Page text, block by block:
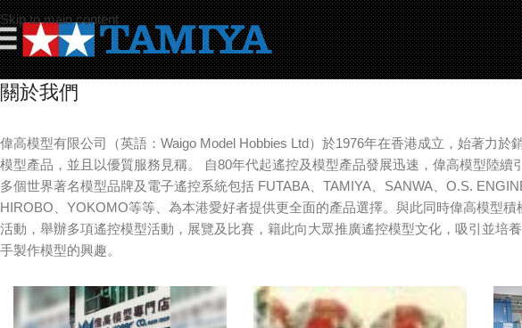
Skip to main content
關於我們
偉高模型有限公司（英語：Waigo Model Hobbies Ltd）於1976年在香港成立，始著力於
模型產品，並且以優質服務見稱。 自80年代起遙控及模型產品發展迅速，偉高模型陸續
多個世界著名模型品牌及電子遙控系統包括 FUTABA、TAMIYA、SANWA、O.S.
HIROBO、YOKOMO等等、為本港愛好者提供更全面的產品選擇。與此同時偉高模型積
活動，舉辦多項遙控模型活動，展覽及比賽，籍此向大眾推廣遙控模型文化，吸引並培
手製作模型的興趣。